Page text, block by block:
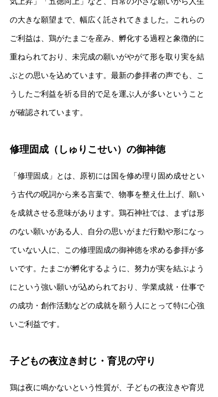
の大きな願望まで、幅広く託されてきました。これらの
ご利益は、鶏がたまごを産み、孵化する過程と象徴的に
重ねられており、未完成の願いがやがて形を取り実を結
ぶとの思いを込めています。最新の参拝者の声でも、こ
うしたご利益を祈る目的で足を運ぶ人が多いということ
が確認されています。
修理固成（しゅりこせい）の御神徳
「修理固成」とは、原初には国を修め理り固め成せとい
う古代の呪詞から来る言葉で、物事を整え仕上げ、願い
を成就させる意味があります。鶏石神社では、まずは形
のない願いがある人、自分の思いがまだ行動や形になっ
ていない人に、この修理固成の御神徳を求める参拝が多
いです。たまごが孵化するように、努力が実を結ぶよう
にという強い願いが込められており、学業成就・仕事で
の成功・創作活動などの成就を願う人にとって特に心強
いご利益です。
子どもの夜泣き封じ・育児の守り
鶏は夜に鳴かないという性質が、子どもの夜泣きや育児